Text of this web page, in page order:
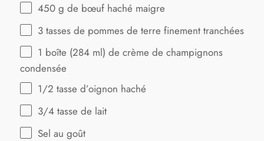
450 g de bœuf haché maigre
3 tasses de pommes de terre finement tranchées
1 boîte (284 ml) de crème de champignons
condensée
1/2 tasse d’oignon haché
3/4 tasse de lait
Sel au goût